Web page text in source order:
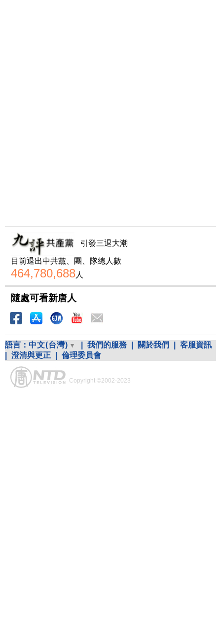
引發三退大潮
目前退出中共黨、團、隊總人數
464,780,688人
隨處可看新唐人
語言： 中文(台灣) 我們的服務 關於我們
客服資訊
澄清與更正 倫理委員會
Copyright ©2002-2023